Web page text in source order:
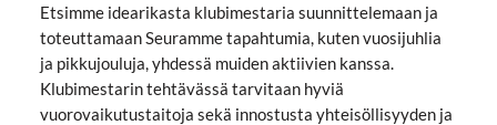
Etsimme idearikasta klubimestaria suunnittelemaan ja
toteuttamaan Seuramme tapahtumia, kuten vuosijuhlia
ja pikkujouluja, yhdessä muiden aktiivien kanssa.
Klubimestarin tehtävässä tarvitaan hyviä
vuorovaikutustaitoja sekä innostusta yhteisöllisyyden ja